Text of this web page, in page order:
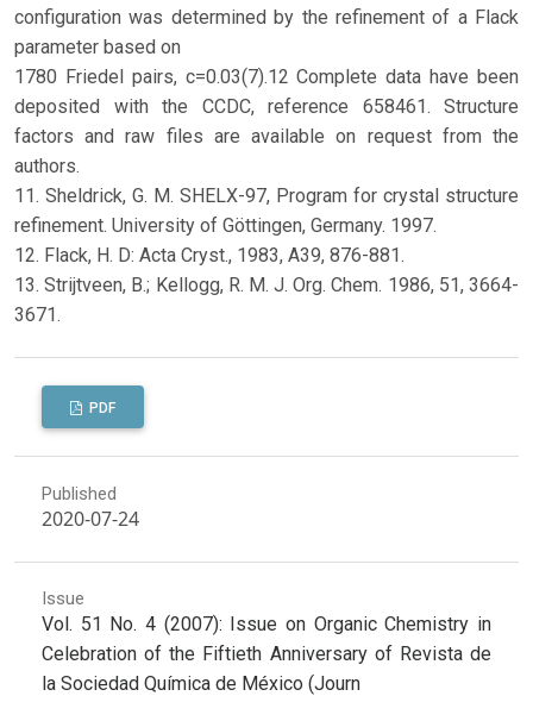
configuration was determined by the refinement of a Flack
parameter based on
1780 Friedel pairs, c=0.03(7).12 Complete data have been
deposited with the CCDC, reference 658461. Structure
factors and raw files are available on request from the
authors.
11. Sheldrick, G. M. SHELX-97, Program for crystal structure
refinement. University of Göttingen, Germany. 1997.
12. Flack, H. D: Acta Cryst., 1983, A39, 876-881.
13. Strijtveen, B.; Kellogg, R. M. J. Org. Chem. 1986, 51, 3664-
3671.
PDF
Published
2020-07-24
Issue
Vol. 51 No. 4 (2007): Issue on Organic Chemistry in
Celebration of the Fiftieth Anniversary of Revista de
la Sociedad Química de México (Journ